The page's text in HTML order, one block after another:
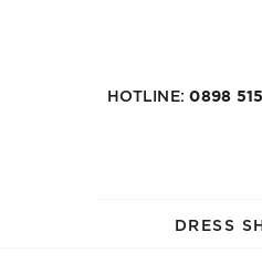
HOTLINE: 0898
DRESS